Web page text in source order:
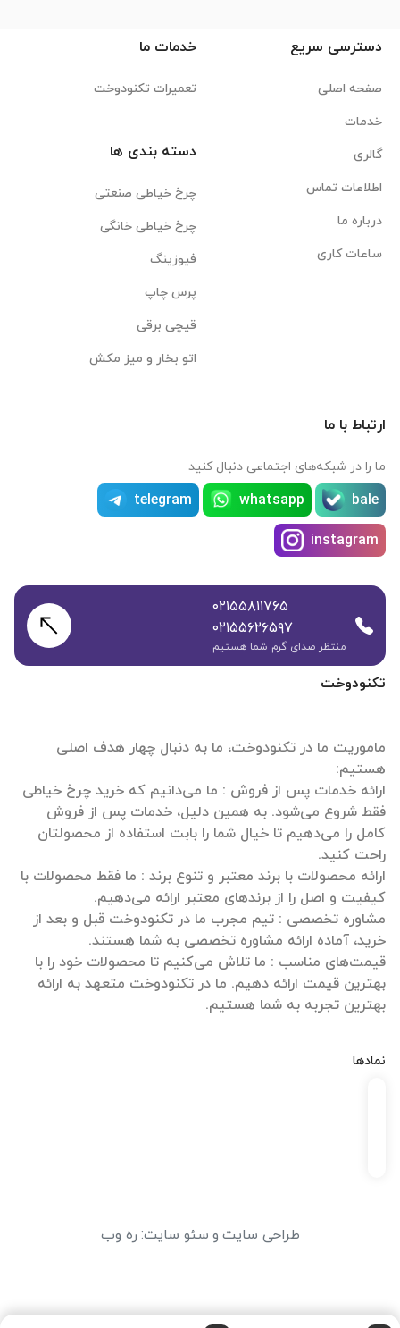
تکنودوخت
ماموریت ما در تکنودوخت، ما به دنبال چهار هدف اصلی
ارائه خدمات پس از فروش : ما می‌دانیم که خرید چرخ خیاطی
فقط شروع می‌شود. به همین دلیل، خدمات پس از فروش
کامل را می‌دهیم تا خیال شما را بابت استفاده از محصولتان
ارائه محصولات با برند معتبر و تنوع برند : ما فقط محصولات با
مشاوره تخصصی : تیم مجرب ما در تکنودوخت قبل و بعد از
قیمت‌های مناسب : ما تلاش می‌کنیم تا محصولات خود را با
بهترین قیمت ارائه دهیم. ما در تکنودوخت متعهد به ارائه
بهترین تجربه به شما هستیم.
نمادها
دسترسی سریع
صفحه اصلی
خدمات
گالری
اطلاعات تماس
درباره ما
ساعات کاری
خدمات ما
تعمیرات تکنودوخت
دسته بندی ها
چرخ خیاطی صنعتی
چرخ خیاطی خانگی
فیوزینگ
پرس چاپ
قیچی برقی
اتو بخار و میز مکش
ارتباط با ما
ما را در شبکه‌های اجتماعی دنبال کنید
bale
whatsapp
telegram
instagram
۰۲۱۵۵۸۱۱۷۶۵
۰۲۱۵۵۶۲۶۵۹۷
منتظر صدای گرم شما هستیم
طراحی سایت و سئو سایت: ره وب